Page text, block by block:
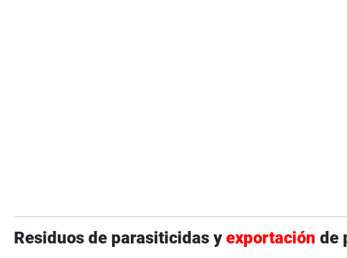
Residuos de parasiticidas yexportación de